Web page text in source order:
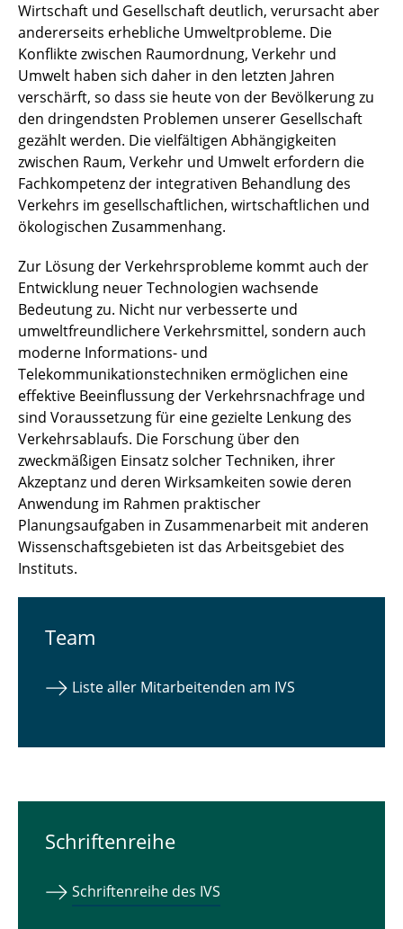
Wirtschaft und Gesellschaft deutlich, verursacht aber
andererseits erhebliche Umweltprobleme. Die
Konflikte zwischen Raumordnung, Verkehr und
Umwelt haben sich daher in den letzten Jahren
verschärft, so dass sie heute von der Bevölkerung zu
den dringendsten Problemen unserer Gesellschaft
gezählt werden. Die vielfältigen Abhängigkeiten
zwischen Raum, Verkehr und Umwelt erfordern die
Fachkompetenz der integrativen Behandlung des
Verkehrs im gesellschaftlichen, wirtschaftlichen und
ökologischen Zusammenhang.
Zur Lösung der Verkehrsprobleme kommt auch der
Entwicklung neuer Technologien wachsende
Bedeutung zu. Nicht nur verbesserte und
umweltfreundlichere Verkehrsmittel, sondern auch
moderne Informations- und
Telekommunikationstechniken ermöglichen eine
effektive Beeinflussung der Verkehrsnachfrage und
sind Voraussetzung für eine gezielte Lenkung des
Verkehrsablaufs. Die Forschung über den
zweckmäßigen Einsatz solcher Techniken, ihrer
Akzeptanz und deren Wirksamkeiten sowie deren
Anwendung im Rahmen praktischer
Planungsaufgaben in Zusammenarbeit mit anderen
Wissenschaftsgebieten ist das Arbeitsgebiet des
Instituts.
Team
Liste aller Mitarbeitenden am IVS
Schriftenreihe
Schriftenreihe des IVS